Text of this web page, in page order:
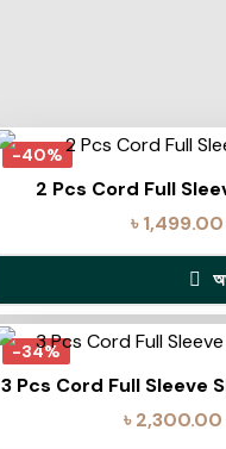
-40%
2 Pcs Cord Full
৳1,499.00
-34%
3 Pcs Cord Full
৳2,300.00